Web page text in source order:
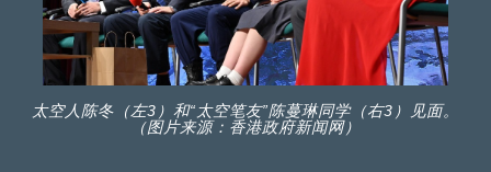
太空人陈冬（左3）和“太空笔友”陈蔓琳同学（右3）见面。
（图片来源：香港政府新闻网）